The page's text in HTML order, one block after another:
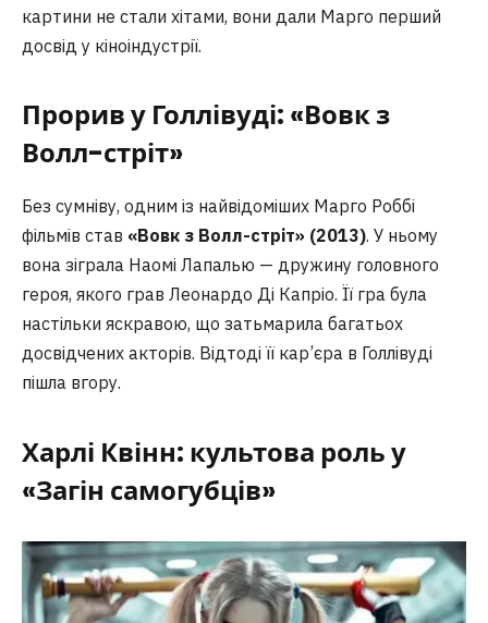
картини не стали хітами, вони дали Марго перший
досвід у кіноіндустрії.
Прорив у Голлівуді: «Вовк з
Волл-стріт»
Без сумніву, одним із найвідоміших Марго Роббі
фільмів став «Вовк з Волл-стріт» (2013). У ньому
вона зіграла Наомі Лапалью — дружину головного
героя, якого грав Леонардо Ді Капріо. Її гра була
настільки яскравою, що затьмарила багатьох
досвідчених акторів. Відтоді її кар’єра в Голлівуді
пішла вгору.
Харлі Квінн: культова роль у
«Загін самогубців»